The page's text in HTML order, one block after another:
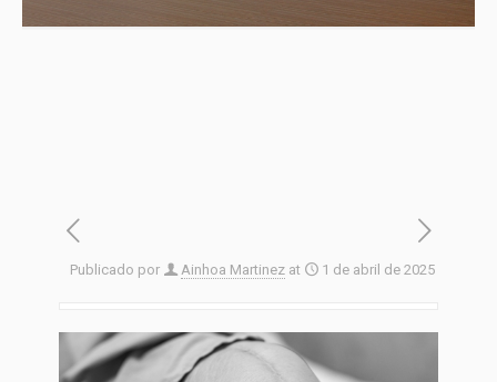
Publicado por Ainhoa Martinez at 1 de abril de 2025